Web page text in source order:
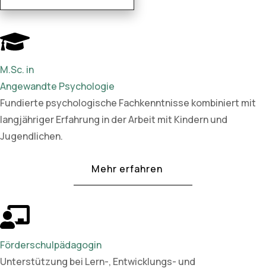
M.Sc. in
Angewandte Psychologie
Fundierte psychologische Fachkenntnisse kombiniert mit
langjähriger Erfahrung in der Arbeit mit Kindern und
Jugendlichen.
Mehr erfahren
Förderschulpädagogin
Unterstützung bei Lern-, Entwicklungs- und